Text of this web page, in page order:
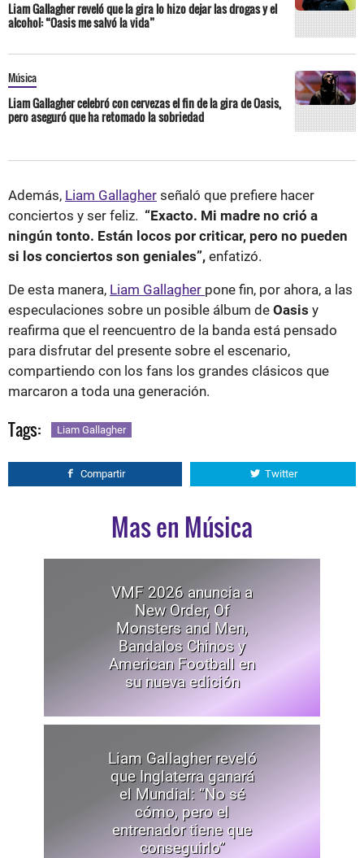
Liam Gallagher reveló que la gira lo hizo dejar las drogas y el
alcohol: “Oasis me salvó la vida”
Música
Liam Gallagher celebró con cervezas el fin de la gira de Oasis,
pero aseguró que ha retomado la sobriedad
Además, Liam Gallagher señaló que prefiere hacer
conciertos y ser feliz. “Exacto. Mi madre no crió a
ningún tonto. Están locos por criticar, pero no pueden
si los conciertos son geniales”, enfatizó.
De esta manera, Liam Gallagher pone fin, por ahora, a las
especulaciones sobre un posible álbum de Oasis y
reafirma que el reencuentro de la banda está pensado
para disfrutar del presente sobre el escenario,
compartiendo con los fans los grandes clásicos que
marcaron a toda una generación.
Tags: Liam Gallagher
Compartir Twitter
Mas en Música
VMF 2026 anuncia a
New Order, Of
Monsters and Men,
Bandalos Chinos y
American Football en
su nueva edición
Liam Gallagher reveló
que Inglaterra ganará
el Mundial: “No sé
cómo, pero el
entrenador tiene que
conseguirlo”